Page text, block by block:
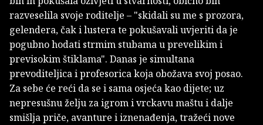
razveselila svoje roditelje – "skidali su me s prozora,
gelendera, čak i lustera te pokušavali uvjeriti da je
pogubno hodati strmim stubama u prevelikim i
previsokim štiklama". Danas je simultana
prevoditeljica i profesorica koja obožava svoj posao.
Za sebe će reći da se i sama osjeća kao dijete; uz
nepresušnu želju za igrom i vrckavu maštu i dalje
smišlja priče, avanture i iznenađenja, tražeći nove